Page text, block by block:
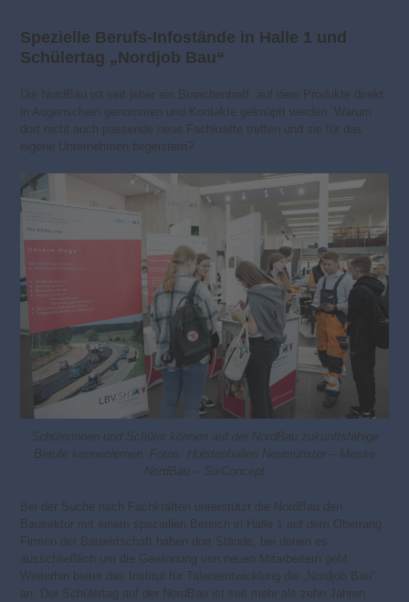
Spezielle Berufs-Infostände in Halle 1 und
Schülertag „Nordjob Bau“
Die NordBau ist seit jeher ein Branchentreff, auf dem Produkte direkt
in Augenschein genommen und Kontakte geknüpft werden. Warum
dort nicht auch passende neue Fachkräfte treffen und sie für das
eigene Unternehmen begeistern?
Schülerinnen und Schüler können auf der NordBau zukunftsfähige
Berufe kennenlernen. Fotos: Holstenhallen Neumünster – Messe
NordBau – SixConcept
Bei der Suche nach Fachkräften unterstützt die NordBau den
Bausektor mit einem speziellen Bereich in Halle 1 auf dem Oberrang.
Firmen der Bauwirtschaft haben dort Stände, bei denen es
ausschließlich um die Gewinnung von neuen Mitarbeitern geht.
Weiterhin bietet das Institut für Talententwicklung die „Nordjob Bau“
an. Der Schülertag auf der NordBau ist seit mehr als zehn Jahren